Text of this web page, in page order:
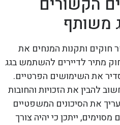
משותף
ותקנות המנחים את
מתיר לדיירים להשתמש בגג
את השימושים הפרטיים.
להבין את הזכויות והחובות
את הסיכונים המשפטיים
ייתכן כי יהיה צורך